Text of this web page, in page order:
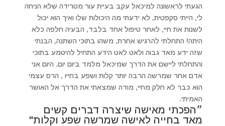
הגעתי לראשונה למיכאל עקב בעיית עור מטרידה שלא הניחה
לי, הייתי סקפטית, לא ידעתי מה היכולות שלו ואיך הוא יכול
לשנות את חיי, לאחר טיפול אחד בלבד, הבעיה חלפה כלא
היתה! התחלתי להרגיש אחרת, משהו בתוכי השתנה, הבנתי
שזה ידע מאד גבוה ולאט לאט הידע התחיל להיטמע בתוכי
והתחלתי ליישם את הדרך שמיכאל מלמד ביום יום. היום אני
אדם אחר שמרשה הרבה יותר קלות ושפע בחייו , הרס עצמי
הוא כבר לא חלק מחיי, מודה שמצאתי את הדרך אל האושר
האמיתי.
״הפכתי מאישה שיצרה דברים קשים
מאד בחייה לאישה שמרשה שפע וקלות"